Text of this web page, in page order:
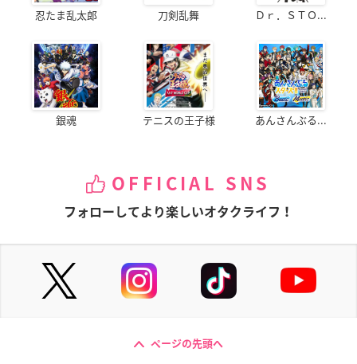
忍たま乱太郎 刀剣乱舞 Ｄｒ．ＳＴＯ...
銀魂 テニスの王子様 あんさんぶる...
OFFICIAL SNS
フォローしてより楽しいオタクライフ！
ページの先頭へ